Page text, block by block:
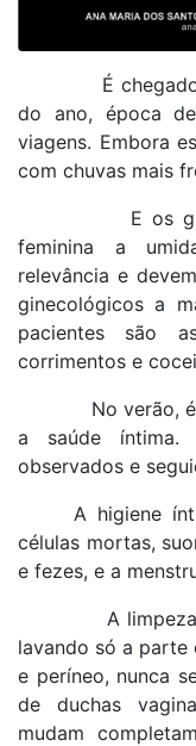
É
do ano, época
viagens. Embora
com chuvas mais
E os
feminina a
relevância e
ginecológicos a
pacientes são
corrimentos e
No verão,
a saúde íntima.
observados e
A higiene
células mortas,
e fezes, e a
A
lavando só a parte
e períneo, nunca
de duchas
mudam